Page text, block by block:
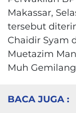
Makassar,
tersebut
Chaidir Syam
Muetazim
Muh
BACA JUGA :